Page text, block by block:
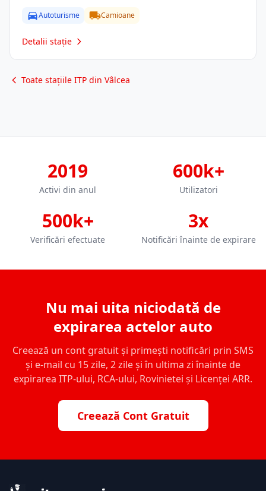
Autoturisme Camioane
Detalii stație
Toate stațiile ITP din Vâlcea
2019
Activi din anul
600k+
Utilizatori
500k+
Verificări efectuate
3x
Notificări înainte de expirare
Nu mai uita niciodată de
expirarea actelor auto
Creează un cont gratuit și primești notificări prin SMS
și e-mail cu 15 zile, 2 zile și în ultima zi înainte de
expirarea ITP-ului, RCA-ului, Rovinietei și Licenței ARR.
Creează Cont Gratuit